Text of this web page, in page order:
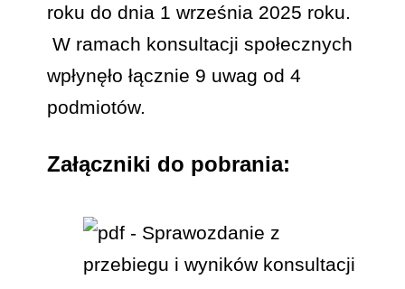
roku do dnia 1 września 2025 roku.
W ramach konsultacji społecznych
wpłynęło łącznie 9 uwag od 4
podmiotów.
Załączniki do pobrania: